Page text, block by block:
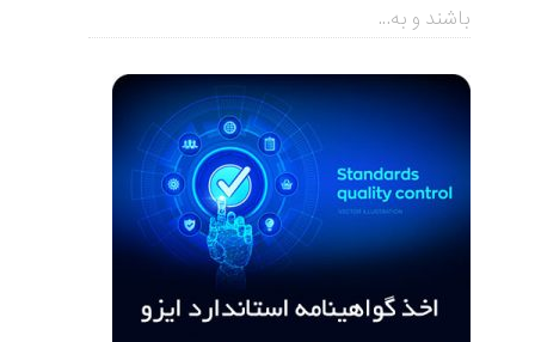
باشند و به...